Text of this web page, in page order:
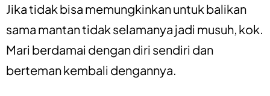
Jika tidak bisa memungkinkan untuk balikan
sama mantan tidak selamanya jadi musuh, kok.
Mari berdamai dengan diri sendiri dan
berteman kembali dengannya.